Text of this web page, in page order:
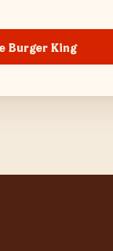
Burger King